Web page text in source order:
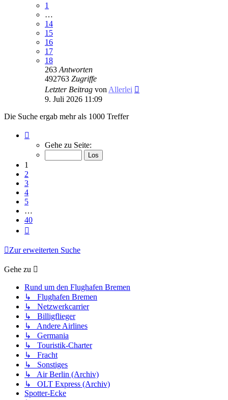
1
…
14
15
16
17
18
263 Antworten
492763 Zugriffe
Letzter Beitrag von Allerlei
9. Juli 2026 11:09
Die Suche ergab mehr als 1000 Treffer
von
Gehe zu Seite:
1
2
3
4
5
…
40
Zur erweiterten Suche
Gehe zu
Rund um den Flughafen Bremen
↳ Flughafen Bremen
↳ Netzwerkcarrier
↳ Billigflieger
↳ Andere Airlines
↳ Germania
↳ Touristik-Charter
↳ Fracht
↳ Sonstiges
↳ Air Berlin (Archiv)
↳ OLT Express (Archiv)
Spotter-Ecke